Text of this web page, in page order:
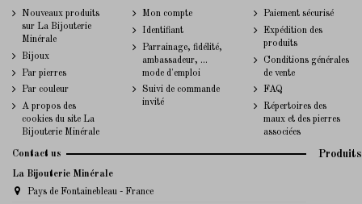
Nouveaux produits
sur La Bijouterie
Minérale
Bijoux
Par pierres
Par couleur
A propos des
cookies du site La
Bijouterie Minérale
Mon compte
Identifiant
Parrainage, fidélité,
ambassadeur, ...
mode d'emploi
Suivi de commande
invité
Paiement sécurisé
Expédition des
produits
Conditions générales
de vente
FAQ
Répertoires des
maux et des pierres
associées
Contact us
La Bijouterie Minérale
Pays de Fontainebleau - France
Produits